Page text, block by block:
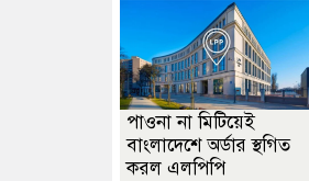
পাওনা না মিটিয়েই
বাংলাদেশে অর্ডার স্থগিত
করল এলপিপি